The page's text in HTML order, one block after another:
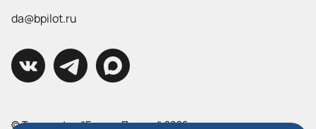
da@bpilot.ru
© Типография "Братья Пилоты", 2026